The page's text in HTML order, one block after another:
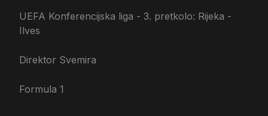
UEFA Konferencijska liga - 3. pretkolo: Rijeka -
Ilves
Direktor Svemira
Formula 1